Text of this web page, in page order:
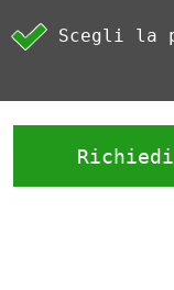
Scegli la